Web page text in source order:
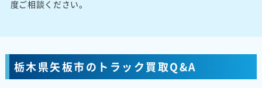
度ご相談ください。
栃木県矢板市のトラック買取Q&A